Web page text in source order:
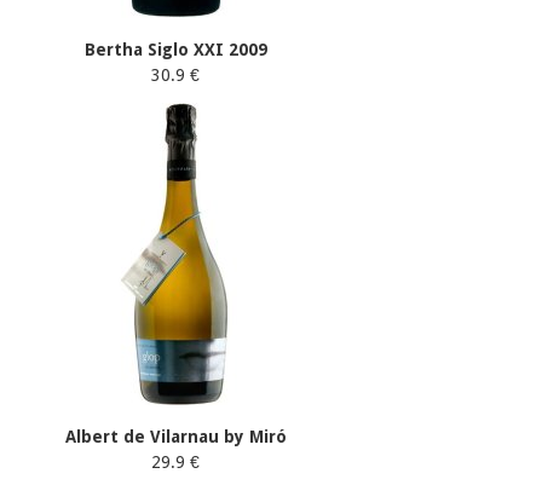
Bertha Siglo XXI 2009
30.9 €
Albert de Vilarnau by Miró
29.9 €